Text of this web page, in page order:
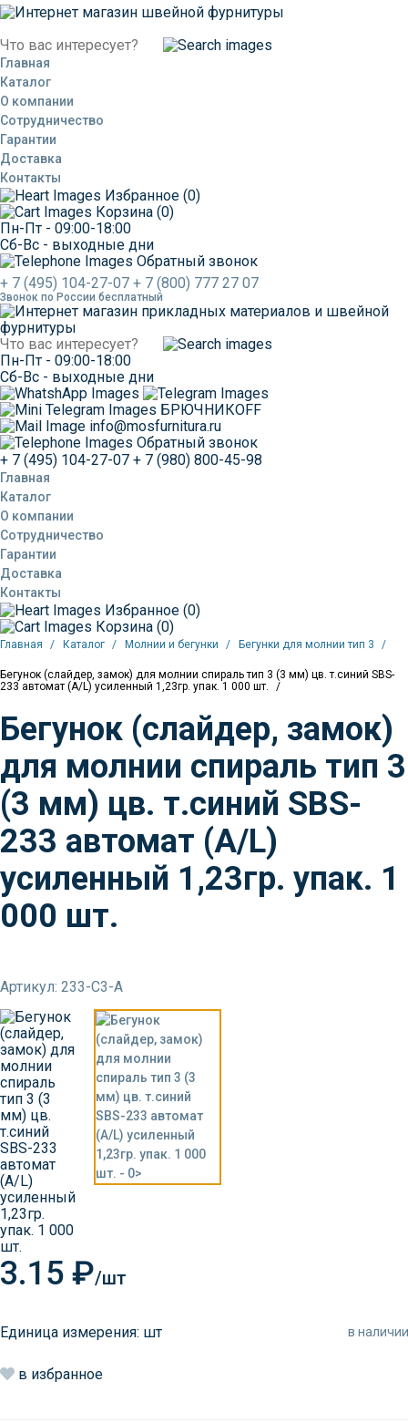
Главная
Каталог
О компании
Сотрудничество
Гарантии
Доставка
Контакты
Избранное (0)
Корзина (0)
Пн-Пт - 09:00-18:00
Сб-Вс - выходные дни
Обратный звонок
+ 7 (495) 104-27-07 + 7 (800) 777 27 07
Звонок по России бесплатный
Пн-Пт - 09:00-18:00
Сб-Вс - выходные дни
БРЮЧНИКОFF
info@mosfurnitura.ru
Обратный звонок
+ 7 (495) 104-27-07 + 7 (980) 800-45-98
Главная
Каталог
О компании
Сотрудничество
Гарантии
Доставка
Контакты
Избранное (0)
Корзина (0)
Главная Каталог Молнии и бегунки Бегунки для молнии тип 3
Бегунок (слайдер, замок) для молнии спираль тип 3 (3 мм) цв. т.синий SBS-
233 автомат (A/L) усиленный 1,23гр. упак. 1 000 шт.
Бегунок (слайдер, замок)
для молнии спираль тип 3
(3 мм) цв. т.синий SBS-
233 автомат (A/L)
усиленный 1,23гр. упак. 1
000 шт.
Артикул: 233-С3-А
3.15 ₽/шт
Единица измерения: шт в наличии
в избранное